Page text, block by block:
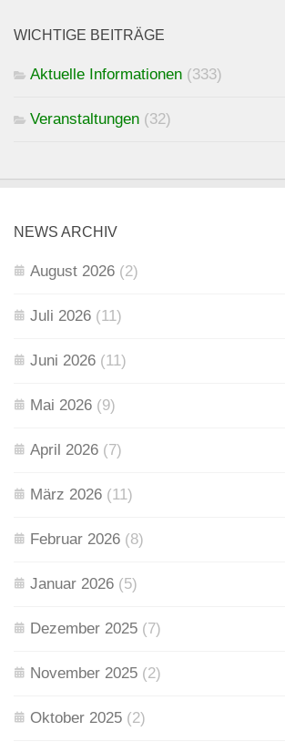
WICHTIGE BEITRÄGE
Aktuelle Informationen (333)
Veranstaltungen (32)
NEWS ARCHIV
August 2026 (2)
Juli 2026 (11)
Juni 2026 (11)
Mai 2026 (9)
April 2026 (7)
März 2026 (11)
Februar 2026 (8)
Januar 2026 (5)
Dezember 2025 (7)
November 2025 (2)
Oktober 2025 (2)